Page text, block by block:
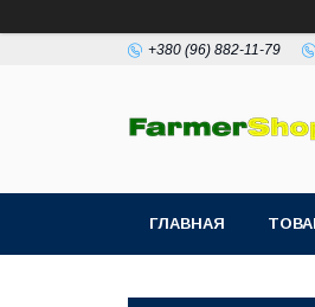
+380 (96) 882-11-79
ГЛАВНАЯ